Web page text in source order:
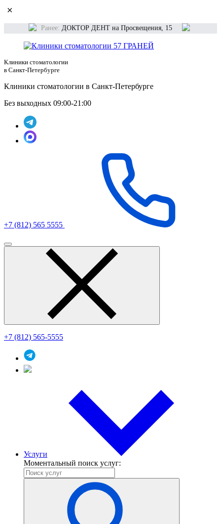
×
Ранее: ДОКТОР ДЕНТ на Просвещения, 15
Клиники стоматологии
в Санкт-Петербурге
Клиники стоматологии в Санкт-Петербурге
Без выходных 09:00-21:00
+7 (812) 565 5555
+7 (812) 565-5555
Услуги
Моментальный поиск услуг: